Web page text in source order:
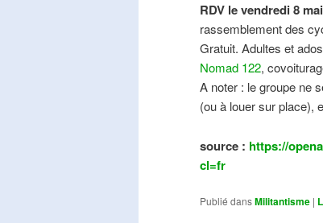
RDV le vendredi 8
rassemblement des
Gratuit. Adultes et
Nomad 122,
A noter : le groupe ne
(ou à louer sur place),
source : https://
cl=fr
Publié dansMilitantisme |